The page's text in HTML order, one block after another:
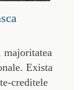
majoritatea
Exista
creditele